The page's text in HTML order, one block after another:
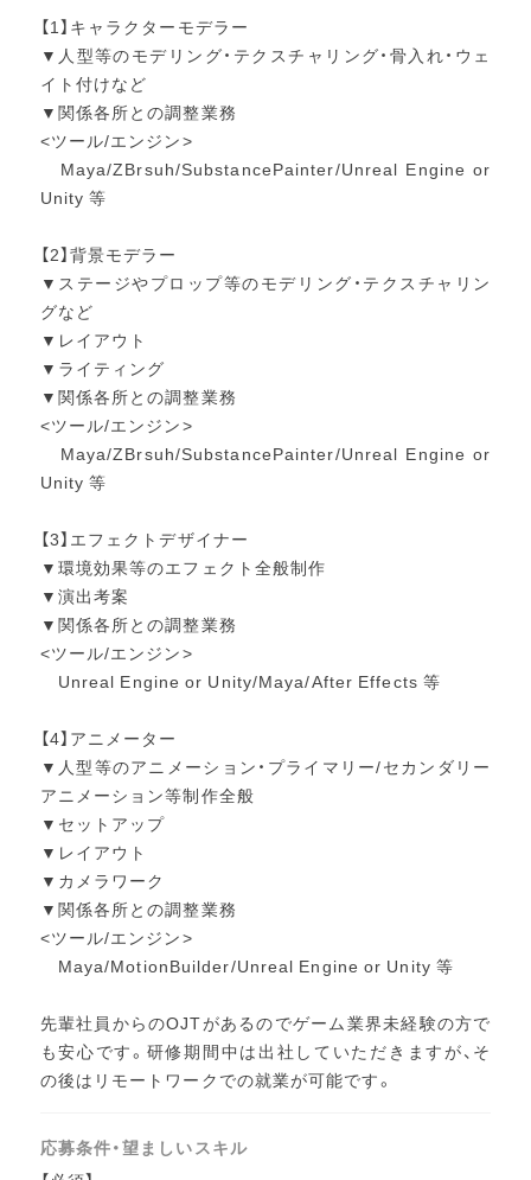
【1】キャラクターモデラー
▼人型等のモデリング・テクスチャリング・骨入れ・ウェ
イト付けなど
▼関係各所との調整業務
<ツール/エンジン>
Maya/ZBrsuh/SubstancePainter/Unreal Engine or
Unity 等
【2】背景モデラー
▼ステージやプロップ等のモデリング・テクスチャリン
グなど
▼レイアウト
▼ライティング
▼関係各所との調整業務
<ツール/エンジン>
Maya/ZBrsuh/SubstancePainter/Unreal Engine or
Unity 等
【3】エフェクトデザイナー
▼環境効果等のエフェクト全般制作
▼演出考案
▼関係各所との調整業務
<ツール/エンジン>
Unreal Engine or Unity/Maya/After Effects 等
【4】アニメーター
▼人型等のアニメーション・プライマリー/セカンダリー
アニメーション等制作全般
▼セットアップ
▼レイアウト
▼カメラワーク
▼関係各所との調整業務
<ツール/エンジン>
Maya/MotionBuilder/Unreal Engine or Unity 等
先輩社員からのOJTがあるのでゲーム業界未経験の方で
も安心です。研修期間中は出社していただきますが、そ
の後はリモートワークでの就業が可能です。
応募条件・望ましいスキル